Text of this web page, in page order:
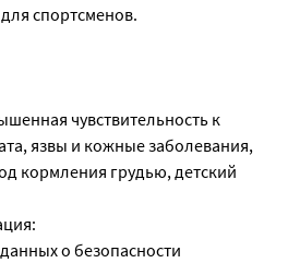
спортсменов.
чувствительность к
язвы и кожные заболевания,
кормления грудью, детский
о безопасности